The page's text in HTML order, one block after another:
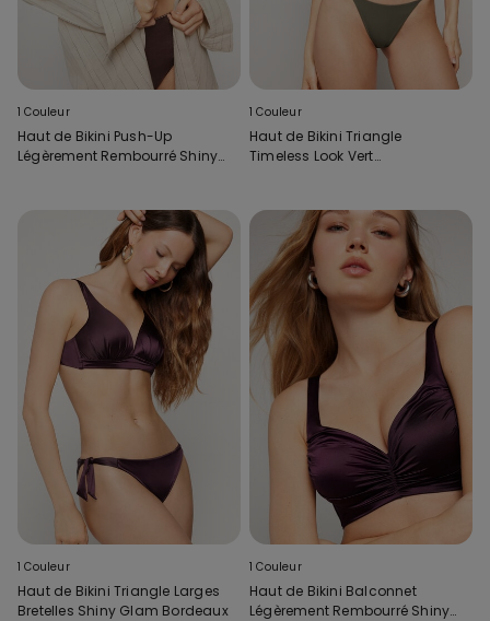
1 Couleur
Haut de Bikini Push-Up
Légèrement Rembourré Shiny
1 Couleur
Haut de Bikini Triangle
Timeless Look Vert
1 Couleur
Haut de Bikini Triangle Larges
Bretelles Shiny Glam Bordeaux
1 Couleur
Haut de Bikini Balconnet
Légèrement Rembourré Shiny